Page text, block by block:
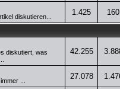
diskutieren... 1.425 160
diskutiert, was
42.255
... 27.078